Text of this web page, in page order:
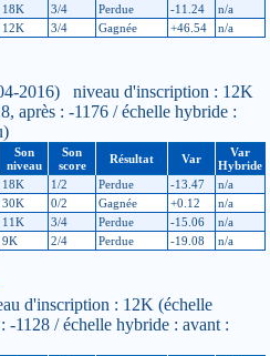
18K 3/4 Perdue -11.24
n/a
12K 3/4 Gagnée +46.54 n/a
2016) niveau d'inscription : 12K
après : -1176 / échelle hybride :
Son
niveau
Son
score
Résultat Var
Var
Hybride
18K 1/2 Perdue -13.47
n/a
30K 0/2 Gagnée +0.12
n/a
11K 3/4 Perdue -15.06
n/a
9K 2/4 Perdue -19.08 n/a
d'inscription : 12K (échelle
-1128 / échelle hybride : avant :